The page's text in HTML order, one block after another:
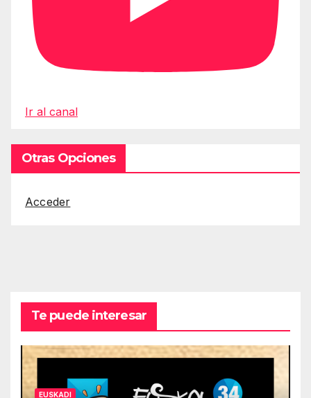
Ir al canal
Otras Opciones
Acceder
Te puede interesar
EUSKADI